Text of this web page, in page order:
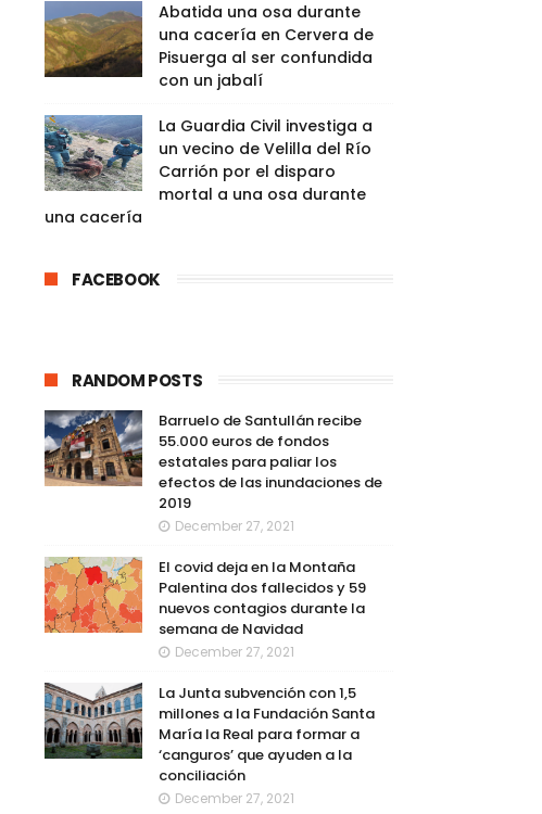
Abatida una osa durante
una cacería en Cervera de
Pisuerga al ser confundida
con un jabalí
La Guardia Civil investiga a
un vecino de Velilla del Río
Carrión por el disparo
mortal a una osa durante
una cacería
FACEBOOK
RANDOM POSTS
Barruelo de Santullán recibe
55.000 euros de fondos
estatales para paliar los
efectos de las inundaciones de
2019
December 27, 2021
El covid deja en la Montaña
Palentina dos fallecidos y 59
nuevos contagios durante la
semana de Navidad
December 27, 2021
La Junta subvención con 1,5
millones a la Fundación Santa
María la Real para formar a
‘canguros’ que ayuden a la
conciliación
December 27, 2021